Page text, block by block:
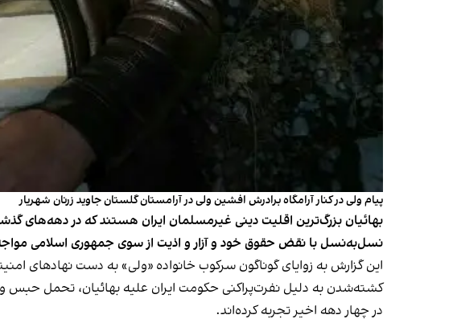
پیام ولی در کنار آرامگاه برادرش افشین ولی در آرامستان گلستان جاوید زرنان شهریار
بهائیان بزرگ‌ترین اقلیت دینی غیرمسلمان ایران هستند که در دهه‌های
نسل‌به‌نسل با نقض حقوق خود و آزار و اذیت از سوی جمهوری اسلامی
این گزارش به زوایای گوناگون سرکوب خانواده «ولی» به دست نهادهای
کشته‌شدن به دلیل نفرت‌پراکنی حکومت ایران علیه بهائیان، تحمل
در چهار دهه اخیر تجربه کرده‌اند.